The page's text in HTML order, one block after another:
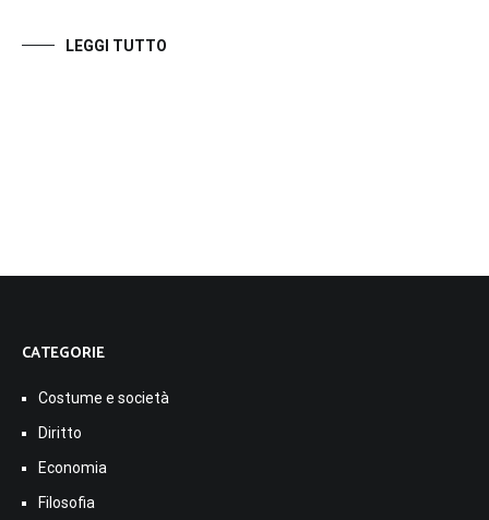
LEGGI TUTTO
CATEGORIE
Costume e società
Diritto
Economia
Filosofia